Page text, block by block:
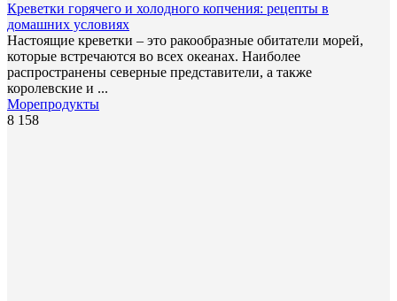
Креветки горячего и холодного копчения: рецепты в
домашних условиях
Настоящие креветки – это ракообразные обитатели морей,
которые встречаются во всех океанах. Наиболее
распространены северные представители, а также
королевские и ...
Морепродукты
8 158